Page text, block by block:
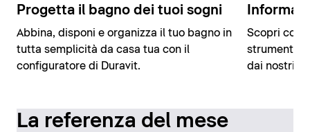
Progetta il bagno dei tuoi sogni
Abbina, disponi e organizza il tuo bagno in
tutta semplicità da casa tua con il
configuratore di Duravit.
Scopri
strumenti
dai nostri
La referenza del mese